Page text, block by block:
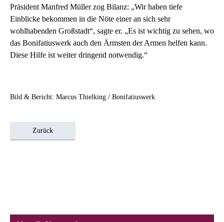
Präsident Manfred Müller zog Bilanz: „Wir haben tiefe
Einblicke bekommen in die Nöte einer an sich sehr
wohlhabenden Großstadt“, sagte er. „Es ist wichtig zu sehen, wo
das Bonifatiuswerk auch den Ärmsten der Armen helfen kann.
Diese Hilfe ist weiter dringend notwendig.“
Bild & Bericht: Marcus Thielking / Bonifatiuswerk
Zurück